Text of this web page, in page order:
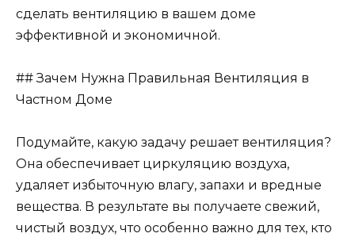
сделать вентиляцию в вашем доме
эффективной и экономичной.
## Зачем Нужна Правильная Вентиляция в
Частном Доме
Подумайте, какую задачу решает вентиляция?
Она обеспечивает циркуляцию воздуха,
удаляет избыточную влагу, запахи и вредные
вещества. В результате вы получаете свежий,
чистый воздух, что особенно важно для тех, кто